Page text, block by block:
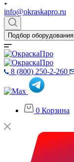
info@okraskapro.ru
Подбор оборудования
8 (800) 250-2-260
0 Корзина